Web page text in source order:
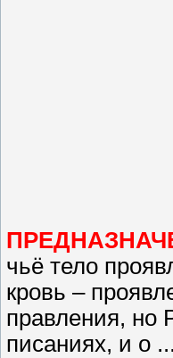
чьё тело
кровь –
правления, но
писаниях, и о ...